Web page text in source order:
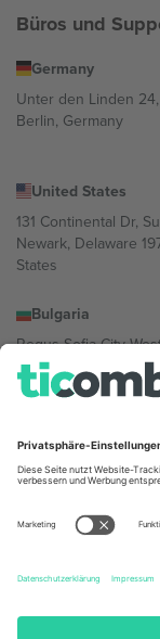
Büros und
Germany
Unter den Linden 24,
Berlin, Germany
United States
131 Continental Dr,
Newark, Delaware
States
Bulgaria
Regus Sofia City
Totleben 53-55, 1606
Bulgaria
Mexico
Av Chapultepec 360,
Norte, Cuauhtémoc,
Ciudad de México,
Mexico
Die juristische
Informationen